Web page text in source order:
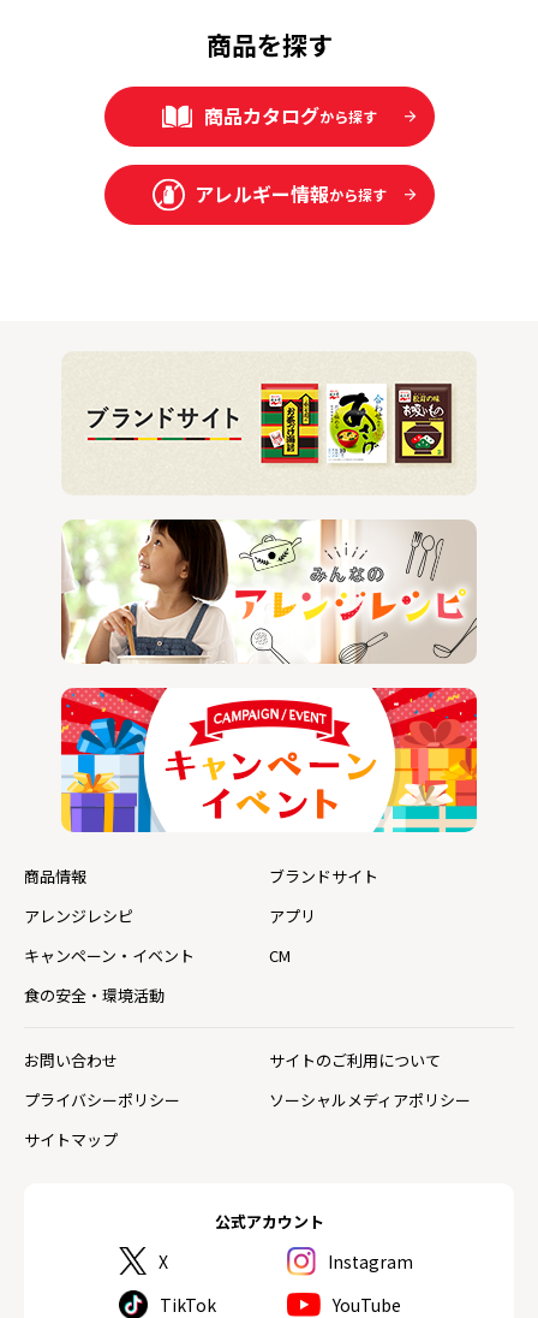
商品を探す
商品カタログから探す
アレルギー情報から探す
公式アカウント
X
Instagram
TikTok
YouTube
商品情報
ブランドサイト
アレンジレシピ
アプリ
キャンペーン・イベント
CM
食の安全・環境活動
お問い合わせ
サイトのご利用について
プライバシーポリシー
ソーシャルメディアポリシー
サイトマップ